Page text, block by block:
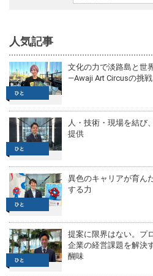
人気記事
文化の力で淡路島と世
—Awaji Art Circusの挑戦
人・技術・現場を結び
提供
異色のキャリアが育ん
する力
提案に限界はない。プ
企業の経営課題を解決
醐味